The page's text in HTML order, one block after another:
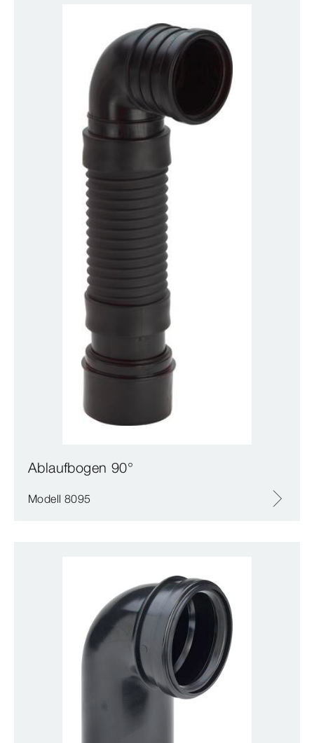
Ablaufbogen 90°
Modell 8095